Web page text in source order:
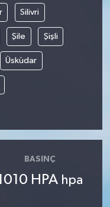
Silivri
Şile Şişli
Üsküdar
BASINÇ
HPA hpa